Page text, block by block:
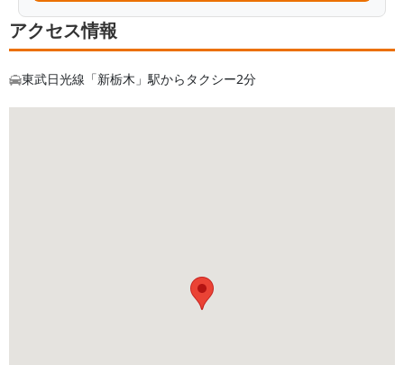
アクセス情報
東武日光線「新栃木」駅からタクシー2分